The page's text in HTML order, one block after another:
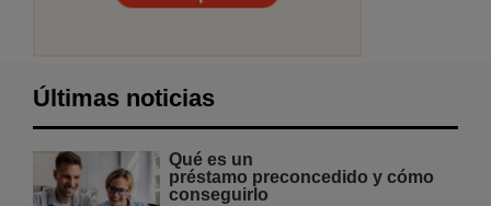
Últimas noticias
Qué es un
préstamo preconcedido y cómo
conseguirlo